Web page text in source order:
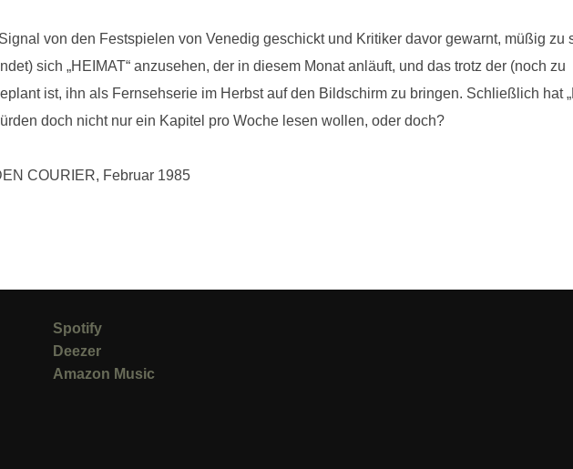
von den Festspielen von Venedig geschickt und Kritiker davor gewarnt, müßig zu
sich „HEIMAT“ anzusehen, der in diesem Monat anläuft, und das trotz der (noch zu
ist, ihn als Fernsehserie im Herbst auf den Bildschirm zu bringen. Schließlich hat
doch nicht nur ein Kapitel pro Woche lesen wollen, oder doch?
COURIER, Februar 1985
Spotify
Deezer
Amazon Music